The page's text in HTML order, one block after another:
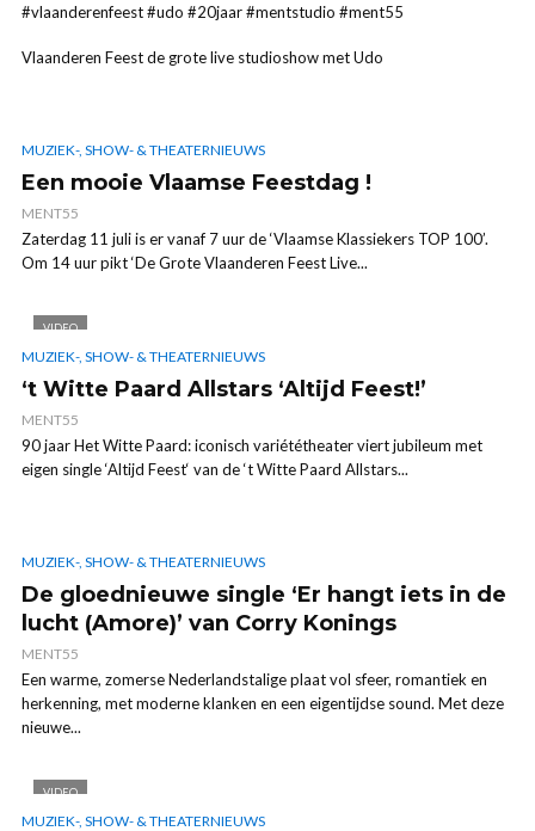
#vlaanderenfeest #udo #20jaar #mentstudio #ment55
Vlaanderen Feest de grote live studioshow met Udo
MUZIEK-, SHOW- & THEATERNIEUWS
Een mooie Vlaamse Feestdag !
MENT55
Zaterdag 11 juli is er vanaf 7 uur de ‘Vlaamse Klassiekers TOP 100’.
Om 14 uur pikt ‘De Grote Vlaanderen Feest Live...
VIDEO
MUZIEK-, SHOW- & THEATERNIEUWS
‘t Witte Paard Allstars ‘Altijd Feest!’
MENT55
90 jaar Het Witte Paard: iconisch variététheater viert jubileum met
eigen single ‘Altijd Feest‘ van de ‘t Witte Paard Allstars...
MUZIEK-, SHOW- & THEATERNIEUWS
De gloednieuwe single ‘Er hangt iets in de
lucht (Amore)’ van Corry Konings
MENT55
Een warme, zomerse Nederlandstalige plaat vol sfeer, romantiek en
herkenning, met moderne klanken en een eigentijdse sound. Met deze
nieuwe...
VIDEO
MUZIEK-, SHOW- & THEATERNIEUWS